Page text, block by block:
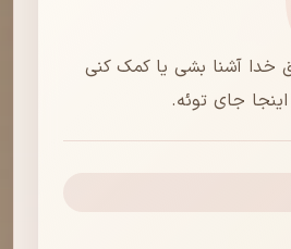
خدا آشنا بشی یا کمک کنی
جای توئه.